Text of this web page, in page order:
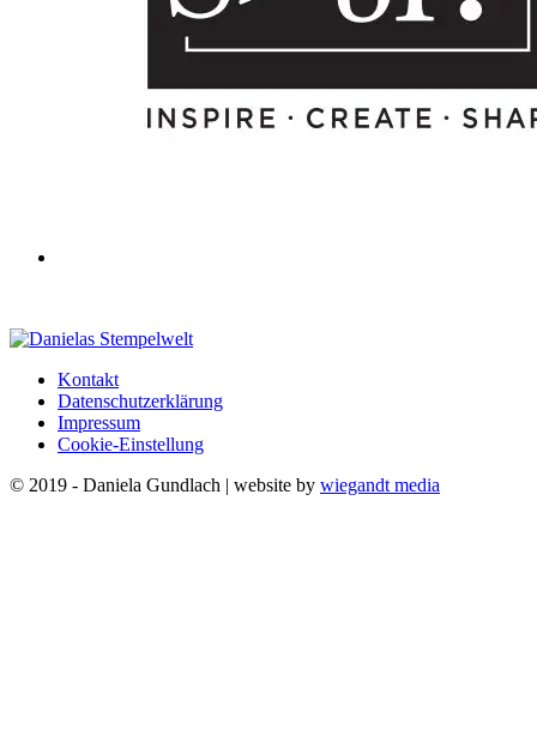
Kontakt
Datenschutzerklärung
Impressum
Cookie-Einstellung
© 2019 - Daniela Gundlach | website by wiegandt media